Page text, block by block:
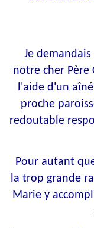
Je
notre cher Père
l'aide d'un
proche
redoutable
Pour autant
la trop grande
Marie y